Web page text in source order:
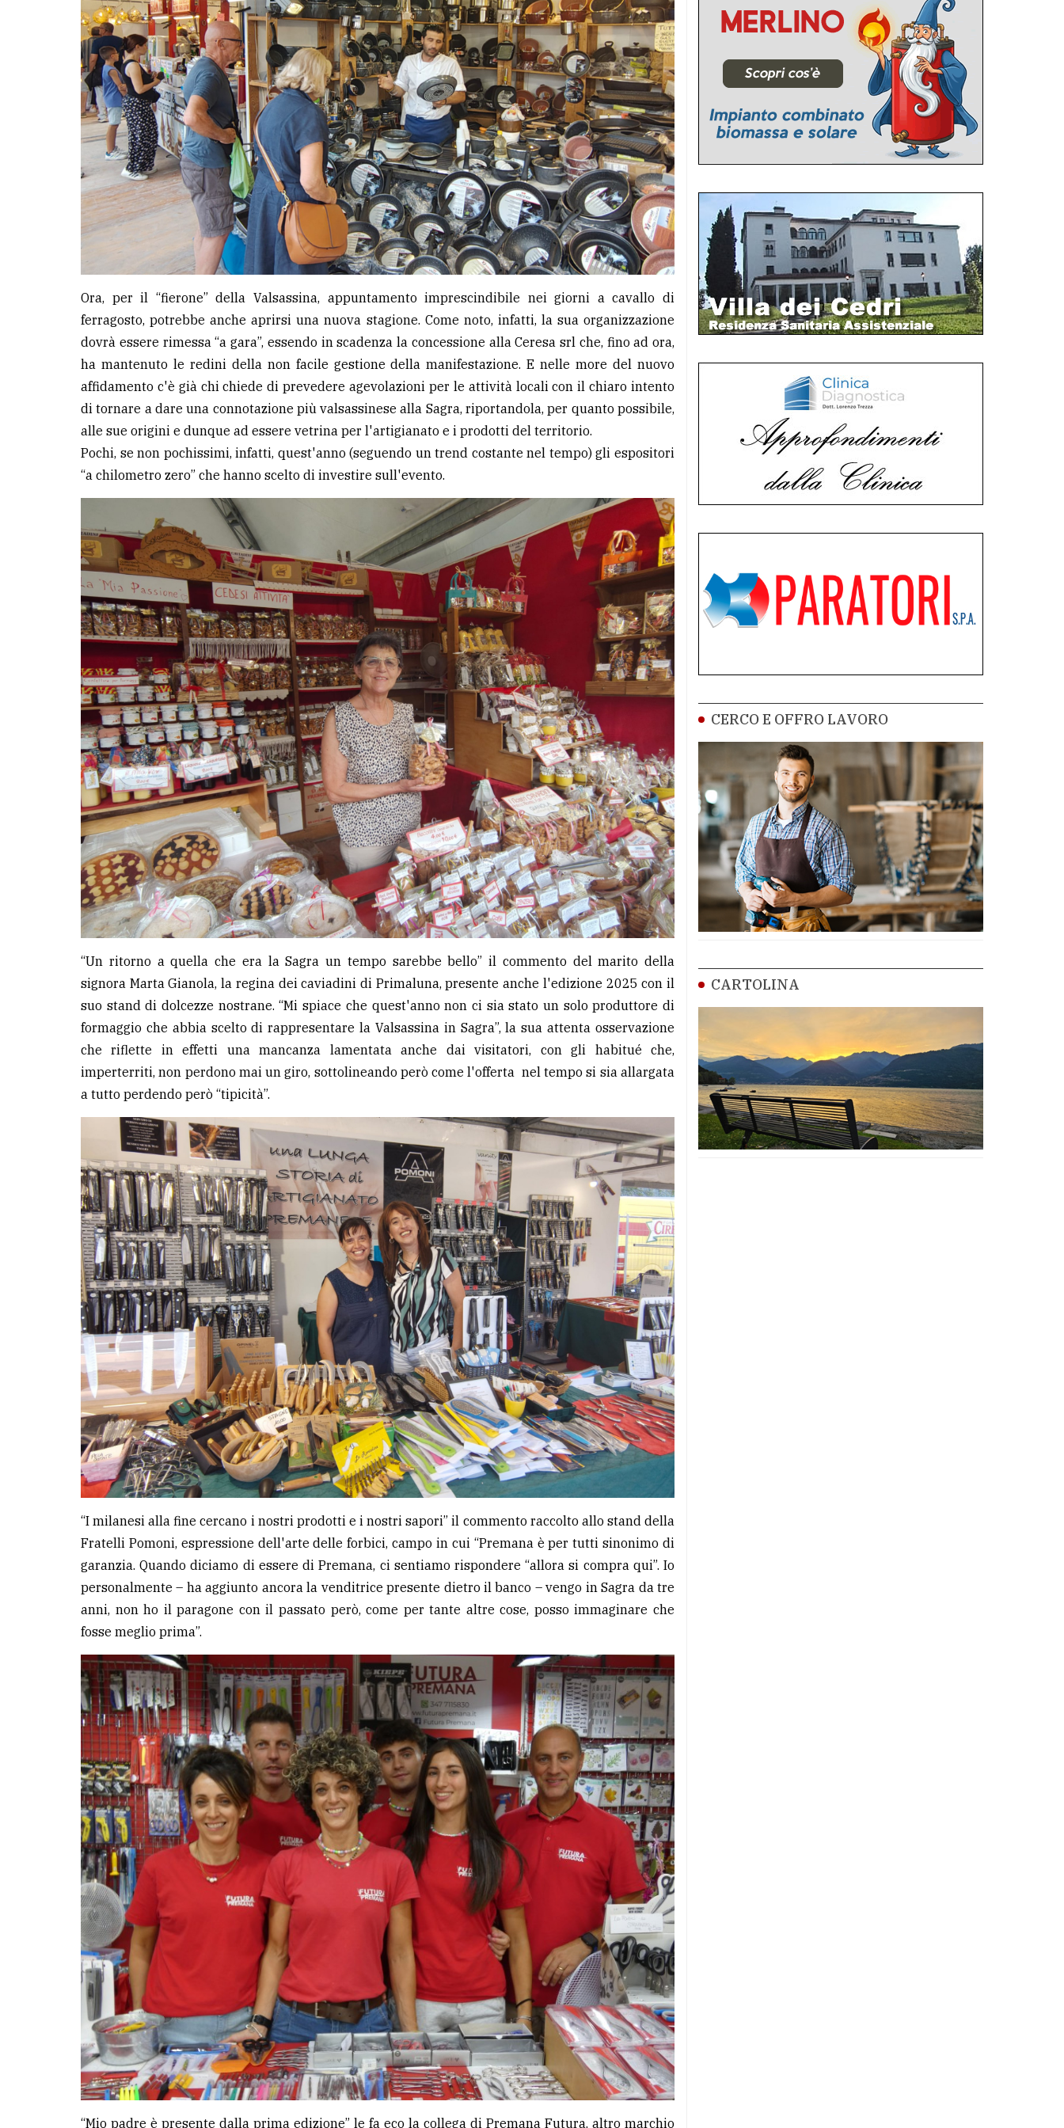
Ora, per il “fierone” della Valsassina, appuntamento imprescindibile nei giorni a cavallo di
ferragosto, potrebbe anche aprirsi una nuova stagione. Come noto, infatti, la sua organizzazione
dovrà essere rimessa “a gara”, essendo in scadenza la concessione alla Ceresa srl che, fino ad ora,
ha mantenuto le redini della non facile gestione della manifestazione. E nelle more del nuovo
affidamento c'è già chi chiede di prevedere agevolazioni per le attività locali con il chiaro intento
di tornare a dare una connotazione più valsassinese alla Sagra, riportandola, per quanto possibile,
alle sue origini e dunque ad essere vetrina per l'artigianato e i prodotti del territorio.
Pochi, se non pochissimi, infatti, quest'anno (seguendo un trend costante nel tempo) gli espositori
“a chilometro zero” che hanno scelto di investire sull'evento.
“Un ritorno a quella che era la Sagra un tempo sarebbe bello” il commento del marito della
signora Marta Gianola, la regina dei caviadini di Primaluna, presente anche l'edizione 2025 con il
suo stand di dolcezze nostrane. “Mi spiace che quest'anno non ci sia stato un solo produttore di
formaggio che abbia scelto di rappresentare la Valsassina in Sagra”, la sua attenta osservazione
che riflette in effetti una mancanza lamentata anche dai visitatori, con gli habitué che,
imperterriti, non perdono mai un giro, sottolineando però come l'offerta nel tempo si sia allargata
a tutto perdendo però “tipicità”.
“I milanesi alla fine cercano i nostri prodotti e i nostri sapori” il commento raccolto allo stand della
Fratelli Pomoni, espressione dell'arte delle forbici, campo in cui “Premana è per tutti sinonimo di
garanzia. Quando diciamo di essere di Premana, ci sentiamo rispondere “allora si compra qui”. Io
personalmente – ha aggiunto ancora la venditrice presente dietro il banco – vengo in Sagra da tre
anni, non ho il paragone con il passato però, come per tante altre cose, posso immaginare che
fosse meglio prima”.
“Mio padre è presente dalla prima edizione” le fa eco la collega di Premana Futura, altro marchio
CERCO E OFFRO LAVORO
CARTOLINA